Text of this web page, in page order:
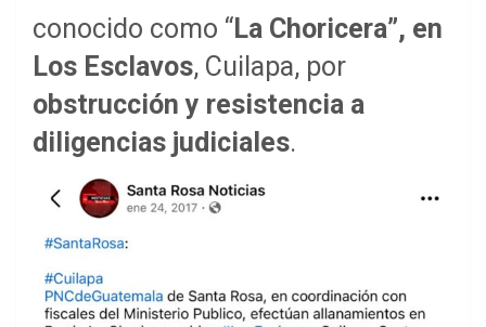
conocido como “La Choricera”, en
Los Esclavos, Cuilapa, por
obstrucción y resistencia a
diligencias judiciales.